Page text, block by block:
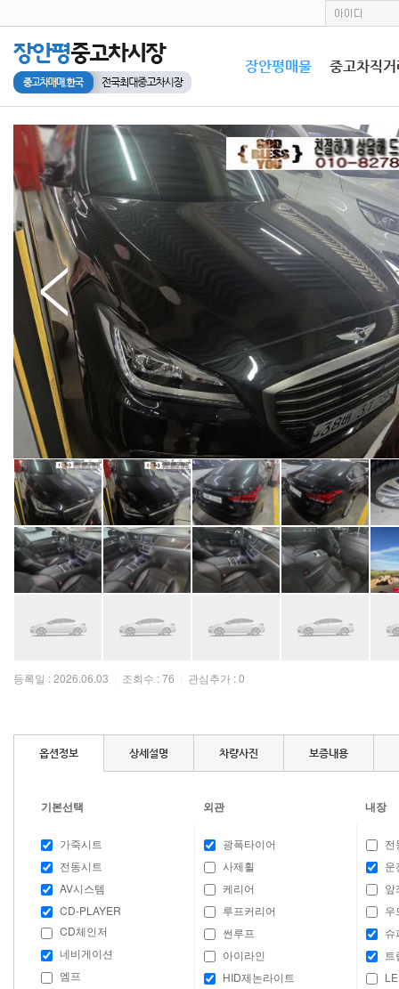
장안평매물 중고차직
등록일 : 2026.06.03 조회수 : 76 관심추가 : 0
옵션정보 상세설명 차량사진 보증내용
기본선택 외관 내장
가죽시트
전동시트
AV시스템
CD-PLAYER
CD체인저
네비게이션
엠프
광폭타이어
사제휠
케리어
루프커리어
썬루프
아이라인
HID제논라이트
전
운
앞
우
슈